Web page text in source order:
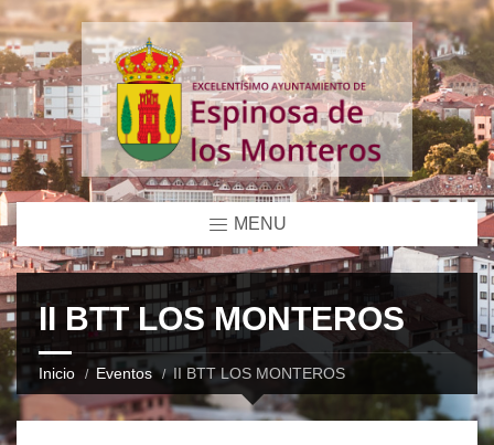
MENU
II BTT LOS MONTEROS
Inicio Eventos II BTT LOS MONTEROS